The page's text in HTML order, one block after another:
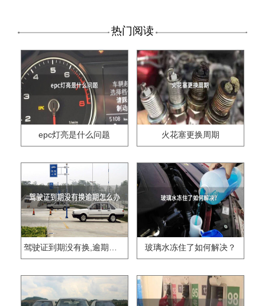
热门阅读
epc灯亮是什么问题 火花塞更换周期
驾驶证到期没有换,逾期怎么办?? 玻璃水冻住了如何解决？